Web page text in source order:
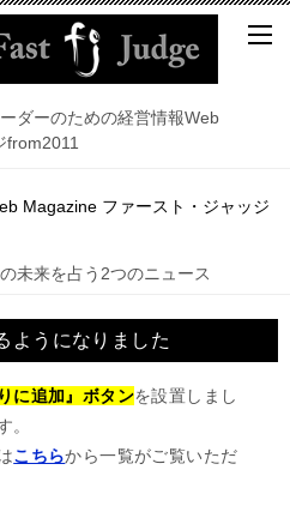
ダーのための経営情報Web
from2011
Magazine ファースト・ジャッジ
未来を占う2つのニュース
ようになりました
に追加』ボタンを設置しまし
。
こちらから一覧がご覧いただ